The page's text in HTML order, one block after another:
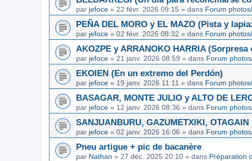
par jefoce » 22 févr. 2026 09:15 » dans Forum
PEÑA DEL MORO y EL MAZO (Pista y
par jefoce » 02 févr. 2026 08:32 » dans Forum
AKOZPE y ARRANOKO HARRIA (Sorpresa
par jefoce » 21 janv. 2026 08:59 » dans Forum
EKOIEN (En un extremo del Perdón)
par jefoce » 19 janv. 2026 11:11 » dans Forum
BASAGAR, MONTE JULIO y ALTO DE
par jefoce » 12 janv. 2026 08:36 » dans Forum
SANJUANBURU, GAZUMETXIKI,
par jefoce » 02 janv. 2026 16:06 » dans Forum
Pneu artigue + pic de bacanère
par Nathan » 27 déc. 2025 20:10 » dans Préparation